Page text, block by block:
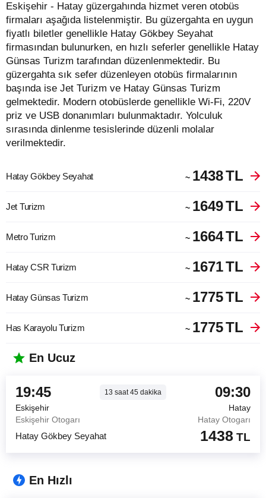
Eskişehir - Hatay güzergahında hizmet veren otobüs
firmaları aşağıda listelenmiştir. Bu güzergahta en uygun
fiyatlı biletler genellikle Hatay Gökbey Seyahat
firmasından bulunurken, en hızlı seferler genellikle Hatay
Günsas Turizm tarafından düzenlenmektedir. Bu
güzergahta sık sefer düzenleyen otobüs firmalarının
başında ise Jet Turizm ve Hatay Günsas Turizm
gelmektedir. Modern otobüslerde genellikle Wi-Fi, 220V
priz ve USB donanımları bulunmaktadır. Yolculuk
sırasında dinlenme tesislerinde düzenli molalar
verilmektedir.
Hatay Gökbey Seyahat ~ 1438TL
Jet Turizm ~ 1649TL
Metro Turizm ~ 1664TL
Hatay CSR Turizm ~ 1671TL
Hatay Günsas Turizm ~ 1775TL
Has Karayolu Turizm ~ 1775TL
En Ucuz
19:45 13 saat45 dakika 09:30
Eskişehir
Hatay
Eskişehir Otogarı
Hatay Otogarı
Hatay Gökbey Seyahat 1438 TL
En Hızlı